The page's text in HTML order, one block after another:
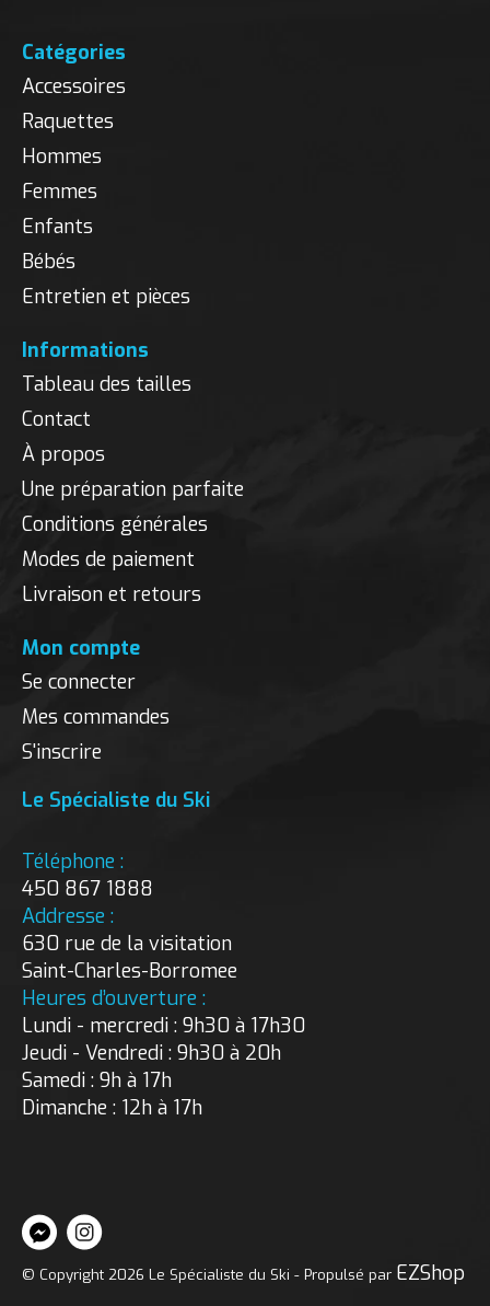
Catégories
Accessoires
Raquettes
Hommes
Femmes
Enfants
Bébés
Entretien et pièces
Informations
Tableau des tailles
Contact
À propos
Une préparation parfaite
Conditions générales
Modes de paiement
Livraison et retours
Mon compte
Se connecter
Mes commandes
S'inscrire
Le Spécialiste du Ski
Téléphone :
450 867 1888
Addresse :
630 rue de la visitation
Saint-Charles-Borromee
Heures d’ouverture :
Lundi - mercredi : 9h30 à 17h30
Jeudi - Vendredi : 9h30 à 20h
Samedi : 9h à 17h
Dimanche : 12h à 17h
© Copyright 2026 Le Spécialiste du Ski - Propulsé par EZShop